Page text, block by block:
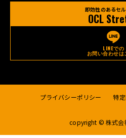
即効性のあるセ
OCL
LINEでの
お問い合わせは
プライバシーポリシー 特
copyright © 株式会